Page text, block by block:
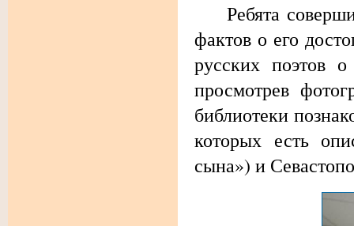
Ребята
фактов о его
русских поэтов
просмотрев
библиотеки
которых есть
сына») и